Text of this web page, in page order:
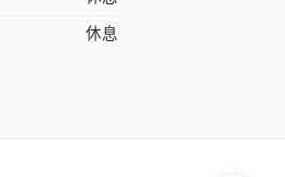
休息